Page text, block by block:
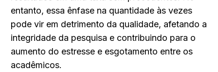
entanto, essa ênfase na quantidade às vezes
pode vir em detrimento da qualidade, afetando a
integridade da pesquisa e contribuindo para o
aumento do estresse e esgotamento entre os
acadêmicos.